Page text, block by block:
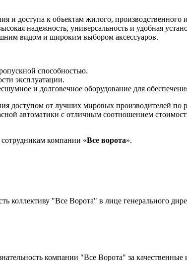
и доступа к объектам жилого,
надежность, универсальность и удобная
видом и широким выбором аксессуаров.
способностью.
эксплуатации.
и долговечное оборудование для
доступом от лучших мировых производителей
автоматики с отличным соотношением
компании «Все ворота».
коллективу "Все Ворота" в лице генерального
компании "Все Ворота" за качественные